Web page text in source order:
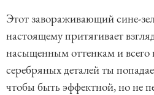
Этот завораживающий сине-
настоящему притягивает
насыщенным оттенкам и
серебряных деталей ты
чтобы быть эффектной, но не